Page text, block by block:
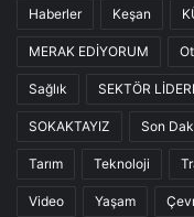
Haberler Keşan
MERAK EDİYORUM
Sağlık SEKTÖR
SOKAKTAYIZ Son
Tarım Teknoloji
Video Yaşam